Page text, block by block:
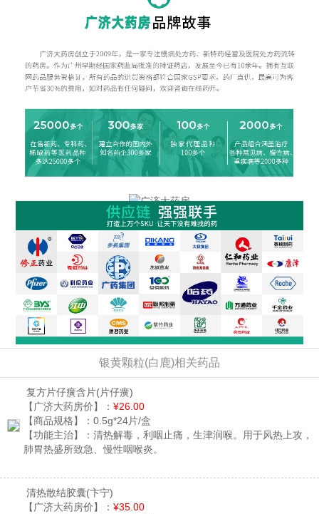
银黄颗粒(白鹿)相关药品
复方片仔癀含片(片仔癀)
【广济大药房价】： ¥26.00
【商品规格】： 0.5g*24片/盒
【功能主治】： 清热解毒，利咽止痛，生津润喉。用于风热上攻，
肺胃热盛所致急、慢性咽喉炎。
清热散结胶囊(卞宁)
【广济大药房价】： ¥35.00